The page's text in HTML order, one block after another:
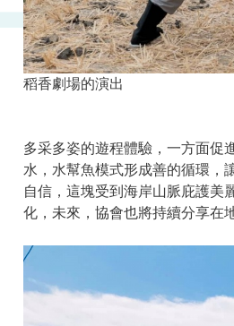
稻香劇場的演出
多采多姿的遊程體驗，一方面促
水，水幫魚模式形成善的循環，
自信，這塊受到海岸山脈庇護美
化，未來，協會也將持續分享在